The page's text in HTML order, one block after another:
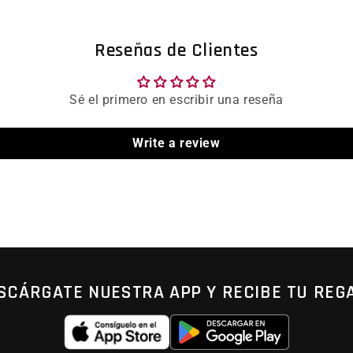
Reseñas de Clientes
Sé el primero en escribir una reseña
Write a review
NUESTRA APP Y RECIBE TU